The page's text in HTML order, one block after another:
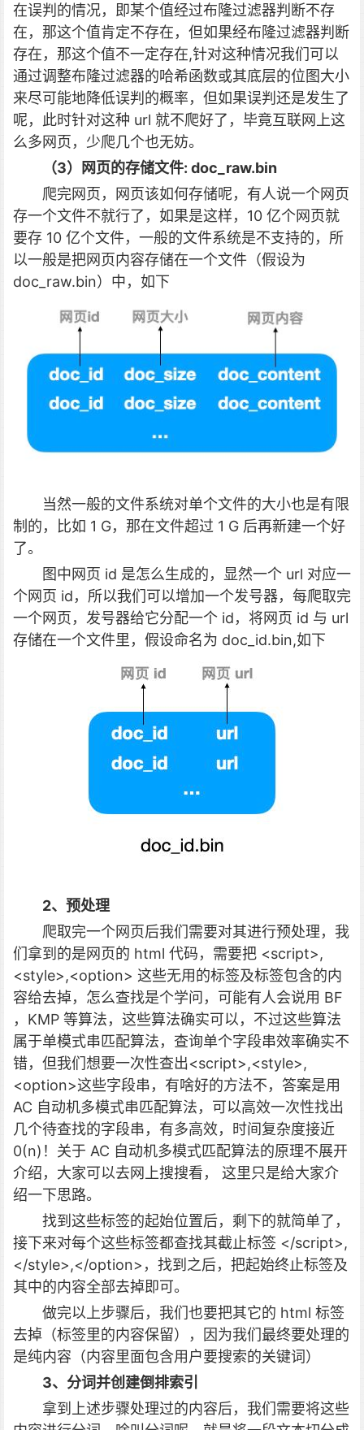
在误判的情况，即某个值经过布隆过滤器判断不存
在，那这个值肯定不存在，但如果经布隆过滤器判断
存在，那这个值不一定存在,针对这种情况我们可以
通过调整布隆过滤器的哈希函数或其底层的位图大小
来尽可能地降低误判的概率，但如果误判还是发生了
呢，此时针对这种 url 就不爬好了，毕竟互联网上这
么多网页，少爬几个也无妨。
（3）网页的存储文件: doc_raw.bin
爬完网页，网页该如何存储呢，有人说一个网页
存一个文件不就行了，如果是这样，10 亿个网页就
要存 10 亿个文件，一般的文件系统是不支持的，所
以一般是把网页内容存储在一个文件（假设为
doc_raw.bin）中，如下
当然一般的文件系统对单个文件的大小也是有限
制的，比如 1 G，那在文件超过 1 G 后再新建一个好
了。
图中网页 id 是怎么生成的，显然一个 url 对应一
个网页 id，所以我们可以增加一个发号器，每爬取完
一个网页，发号器给它分配一个 id，将网页 id 与 url
存储在一个文件里，假设命名为 doc_id.bin,如下
2、预处理
爬取完一个网页后我们需要对其进行预处理，我
们拿到的是网页的 html 代码，需要把 <script>,
<style>,<option> 这些无用的标签及标签包含的内
容给去掉，怎么查找是个学问，可能有人会说用 BF
，KMP 等算法，这些算法确实可以，不过这些算法
属于单模式串匹配算法，查询单个字段串效率确实不
错，但我们想要一次性查出<script>,<style>,
<option>这些字段串，有啥好的方法不，答案是用
AC 自动机多模式串匹配算法，可以高效一次性找出
几个待查找的字段串，有多高效，时间复杂度接近
0(n)！关于 AC 自动机多模式匹配算法的原理不展开
介绍，大家可以去网上搜搜看， 这里只是给大家介
绍一下思路。
找到这些标签的起始位置后，剩下的就简单了，
接下来对每个这些标签都查找其截止标签 </script>,
</style>,</option>，找到之后，把起始终止标签及
其中的内容全部去掉即可。
做完以上步骤后，我们也要把其它的 html 标签
去掉（标签里的内容保留），因为我们最终要处理的
是纯内容（内容里面包含用户要搜索的关键词）
3、分词并创建倒排索引
拿到上述步骤处理过的内容后，我们需要将这些